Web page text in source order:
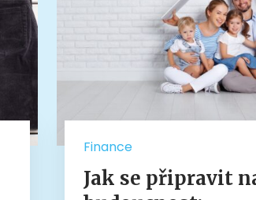
Finance
Jak se připravit